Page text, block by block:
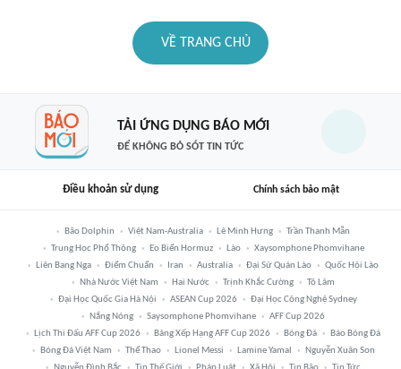
VỀ TRANG CHỦ
TẢI ỨNG DỤNG BÁO MỚI
ĐỂ KHÔNG BỎ SÓT TIN TỨC
Điều khoản sử dụng Chính sách bảo mật
Bão Dolphin Việt Nam-Australia Lê Minh Hưng
Trần Thanh Mẫn
Trung Học Phổ Thông
Eo Biển Hormuz Lào
Xaysomphone Phomvihane
Liên Bang Nga
Điểm Chuẩn Iran Australia Đại Sứ Quán Lào
Quốc Hội Lào
Nhà Nước Việt Nam
Hai Nước Trịnh Khắc Cường
Tô Lâm
Đại Học Quốc Gia Hà Nội
ASEAN Cup 2026
Đại Học Công Nghệ Sydney
Nắng Nóng
Saysomphone Phomvihane
AFF Cup 2026
Lịch Thi Đấu AFF Cup 2026
Bảng Xếp Hạng AFF Cup 2026 Bóng Đá
Báo Bóng Đá
Bóng Đá Việt Nam
Thể Thao Lionel Messi Lamine Yamal
Nguyễn Xuân Son